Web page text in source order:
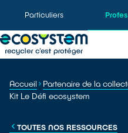
Particuliers
Accueil Partenaire de la
Kit Le Défi ecosystem
TOUTES NOS RESSOURCES